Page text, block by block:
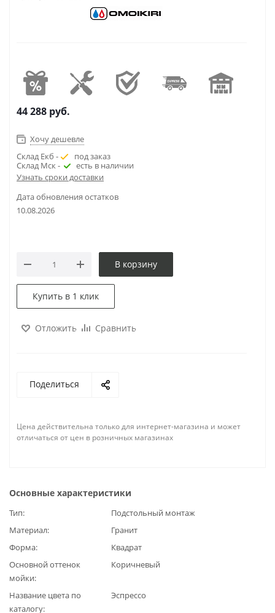
44 288 руб.
Хочу дешевле
Склад Екб -
под заказ
Склад Мск -
есть в наличии
Узнать сроки доставки
Дата обновления остатков
10.08.2026
В корзину
Купить в 1 клик
Отложить Сравнить
Поделиться
Цена действительна только для интернет-магазина и может
отличаться от цен в розничных магазинах
Основные характеристики
Тип
Подстольный монтаж
Материал
Гранит
Форма
Квадрат
Основной оттенок
мойки
Коричневый
Название цвета по
каталогу
Эспрессо